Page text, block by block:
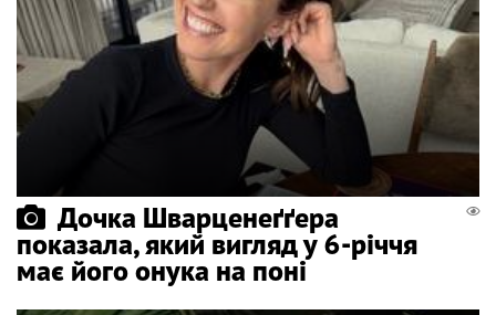
Дочка Шварценеґґера
показала, який вигляд у 6-річчя
має його онука на поні